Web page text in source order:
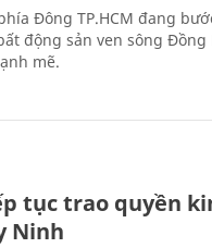
Đông TP.HCM đang
động sản ven sông Đồng
mẽ.
tục trao quyền
Ninh